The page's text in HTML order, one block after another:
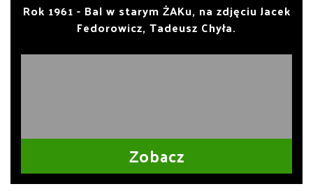
Rok 1961 - Bal w starym ŻAKu, na zdjęciu Jacek
Fedorowicz, Tadeusz Chyła.
Zobacz